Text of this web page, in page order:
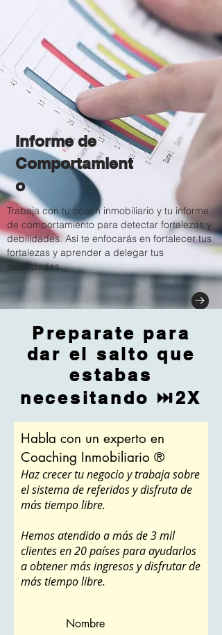
Informe de
Comportamient
o
Trabaja con tu coach inmobiliario y tu informe
de comportamiento para detectar fortalezas y
debilidades. Así te enfocarás en fortalecer tus
fortalezas y aprender a delegar tus
debilidades.
Preparate para
dar el salto que
estabas
necesitando ⏭2X
Habla con un experto en
Coaching Inmobiliario ®
Haz crecer tu negocio y trabaja sobre
el sistema de referidos ydisfruta de
más tiempo libre.
Hemos atendido a más de 3 mil
clientes en 20 países para ayudarlos
a obtener más ingresos y disfrutar de
más tiempo libre.
Nombre